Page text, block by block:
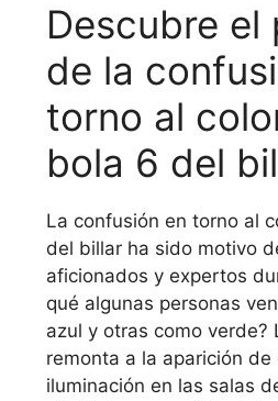
Descubre el
de la
torno al
bola 6 del
La confusión en torno al
del billar ha sido motivo
aficionados y expertos
qué algunas personas
azul y otras como verde?
remonta a la aparición
iluminación en las salas